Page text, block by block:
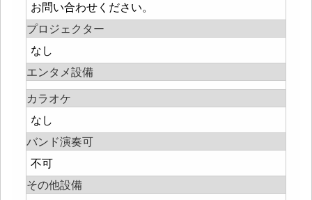
お問い合わせください。
プロジェクター
なし
エンタメ設備
カラオケ
なし
バンド演奏可
不可
その他設備